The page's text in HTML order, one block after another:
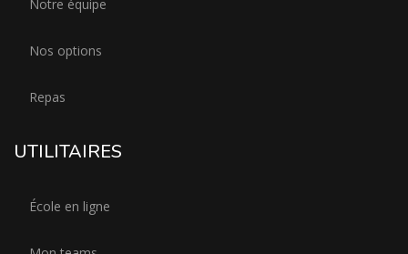
Notre équipe
Nos options
Repas
UTILITAIRES
École en ligne